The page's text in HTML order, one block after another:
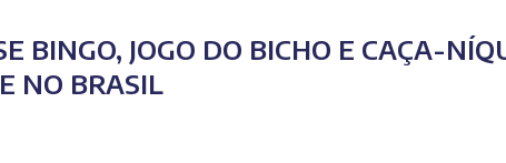
BINGO, JOGO DO BICHO E CAÇA-
NO BRASIL